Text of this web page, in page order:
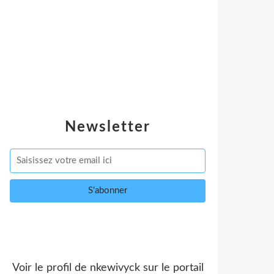
Newsletter
Voir le profil de nkewivycksur le portail